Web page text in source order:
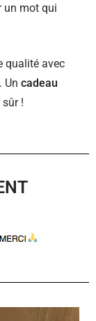
un mot qui
qualité avec
Un cadeau
!